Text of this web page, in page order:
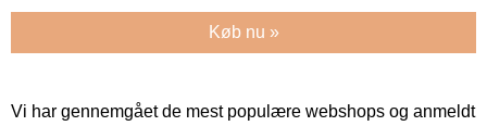
Køb nu »
Vi har gennemgået de mest populære webshops og anmeldt